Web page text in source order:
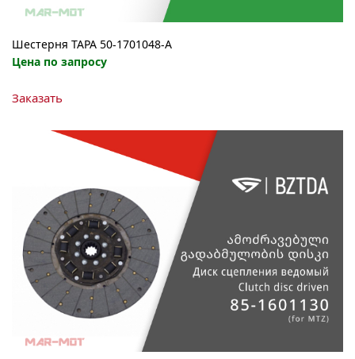
Шестерня ТАРА 50-1701048-A
Цена по запросу
Заказать